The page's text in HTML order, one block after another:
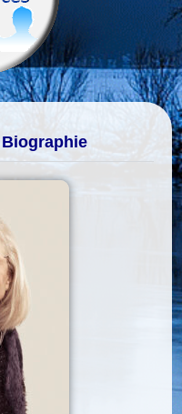
Biographie